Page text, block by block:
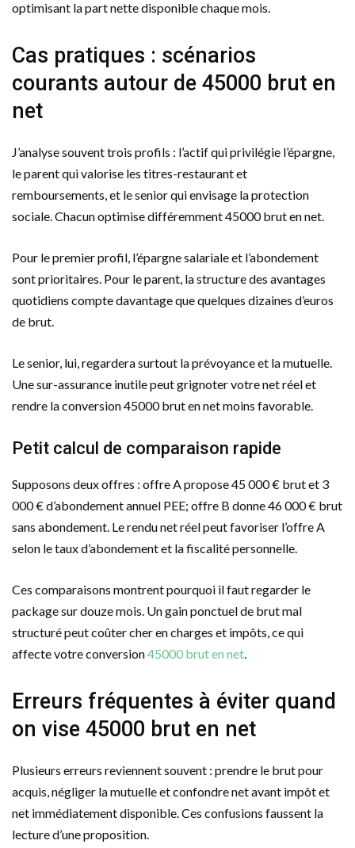
optimisant la part nette disponible chaque mois.
Cas pratiques : scénarios
courants autour de 45000 brut en
net
J’analyse souvent trois profils : l’actif qui privilégie l’épargne,
le parent qui valorise les titres-restaurant et
remboursements, et le senior qui envisage la protection
sociale. Chacun optimise différemment 45000 brut en net.
Pour le premier profil, l’épargne salariale et l’abondement
sont prioritaires. Pour le parent, la structure des avantages
quotidiens compte davantage que quelques dizaines d’euros
de brut.
Le senior, lui, regardera surtout la prévoyance et la mutuelle.
Une sur-assurance inutile peut grignoter votre net réel et
rendre la conversion 45000 brut en net moins favorable.
Petit calcul de comparaison rapide
Supposons deux offres : offre A propose 45 000 € brut et 3
000 € d’abondement annuel PEE; offre B donne 46 000 € brut
sans abondement. Le rendu net réel peut favoriser l’offre A
selon le taux d’abondement et la fiscalité personnelle.
Ces comparaisons montrent pourquoi il faut regarder le
package sur douze mois. Un gain ponctuel de brut mal
structuré peut coûter cher en charges et impôts, ce qui
affecte votre conversion45000 brut en net.
Erreurs fréquentes à éviter quand
on vise 45000 brut en net
Plusieurs erreurs reviennent souvent : prendre le brut pour
acquis, négliger la mutuelle et confondre net avant impôt et
net immédiatement disponible. Ces confusions faussent la
lecture d’une proposition.